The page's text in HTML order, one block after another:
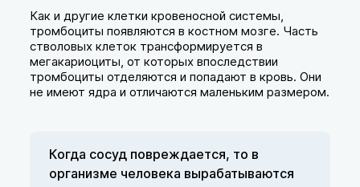
Как и другие клетки кровеносной системы,
тромбоциты появляются в костном мозге. Часть
стволовых клеток трансформируется в
мегакариоциты, от которых впоследствии
тромбоциты отделяются и попадают в кровь. Они
не имеют ядра и отличаются маленьким размером.
Когда сосуд повреждается, то в
организме человека вырабатываются